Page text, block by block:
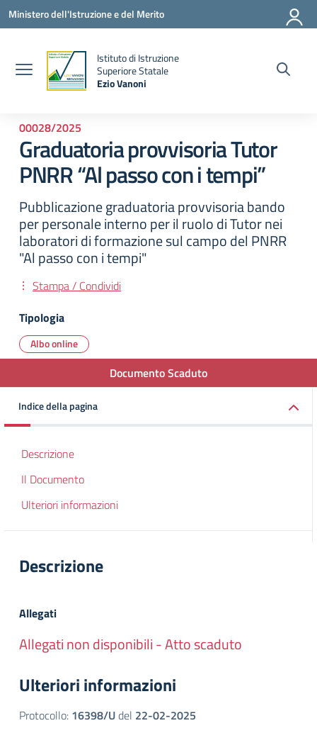
Vai ai contenuti
Vai al menu di navigazione
Vai al footer
Ministero dell'Istruzione e del Merito
Istituto di Istruzione
Superiore Statale
Ezio Vanoni
00028/2025
Graduatoria provvisoria Tutor
PNRR “Al passo con i tempi”
Pubblicazione graduatoria provvisoria bando
per personale interno per il ruolo di Tutor nei
laboratori di formazione sul campo del PNRR
"Al passo con i tempi"
Stampa / Condividi
Tipologia
Albo online
Documento Scaduto
Indice della pagina
Descrizione
Il Documento
Ulteriori informazioni
Descrizione
Allegati
Allegati non disponibili - Atto scaduto
Ulteriori informazioni
Protocollo: 16398/Udel 22-02-2025